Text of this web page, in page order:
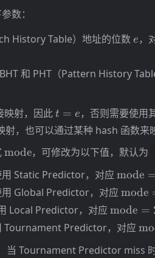
数：
History Table）地址的位数e
e ，
和 PHT（Pattern History
映射，因此t=e
t = e ，否则需要使用
射，也可以通过某种 hash 函数来
\mathrm{mode}
mode，可修改为以下值，默认为
用 Static Predictor，对应mode
用 Global Predictor，对应mode
Local Predictor，对应mode =
Tournament Predictor，对应
当 Tournament Predictor miss